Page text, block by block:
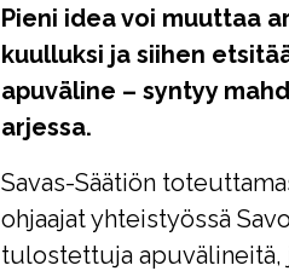
Pieni idea voi muuttaa
kuulluksi ja siihen
apuväline – syntyy
arjessa.
Savas-Säätiön
ohjaajat yhteistyössä
tulostettuja apuvälineitä,